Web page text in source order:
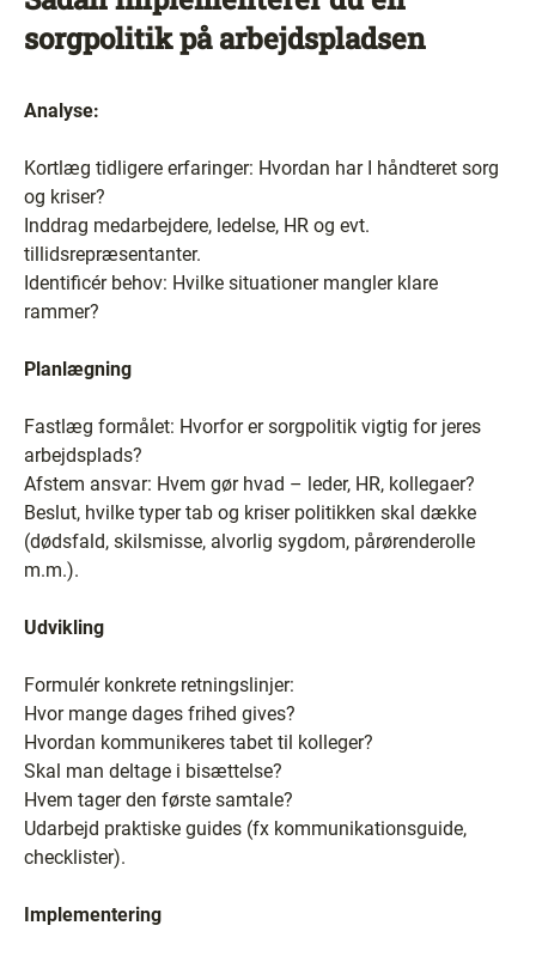
sorgpolitik på arbejdspladsen
Analyse:
Kortlæg tidligere erfaringer: Hvordan har I håndteret sorg
og kriser?
Inddrag medarbejdere, ledelse, HR og evt.
tillidsrepræsentanter.
Identificér behov: Hvilke situationer mangler klare
rammer?
Planlægning
Fastlæg formålet: Hvorfor er sorgpolitik vigtig for jeres
arbejdsplads?
Afstem ansvar: Hvem gør hvad – leder, HR, kollegaer?
Beslut, hvilke typer tab og kriser politikken skal dække
(dødsfald, skilsmisse, alvorlig sygdom, pårørenderolle
m.m.).
Udvikling
Formulér konkrete retningslinjer:
Hvor mange dages frihed gives?
Hvordan kommunikeres tabet til kolleger?
Skal man deltage i bisættelse?
Hvem tager den første samtale?
Udarbejd praktiske guides (fx kommunikationsguide,
checklister).
Implementering